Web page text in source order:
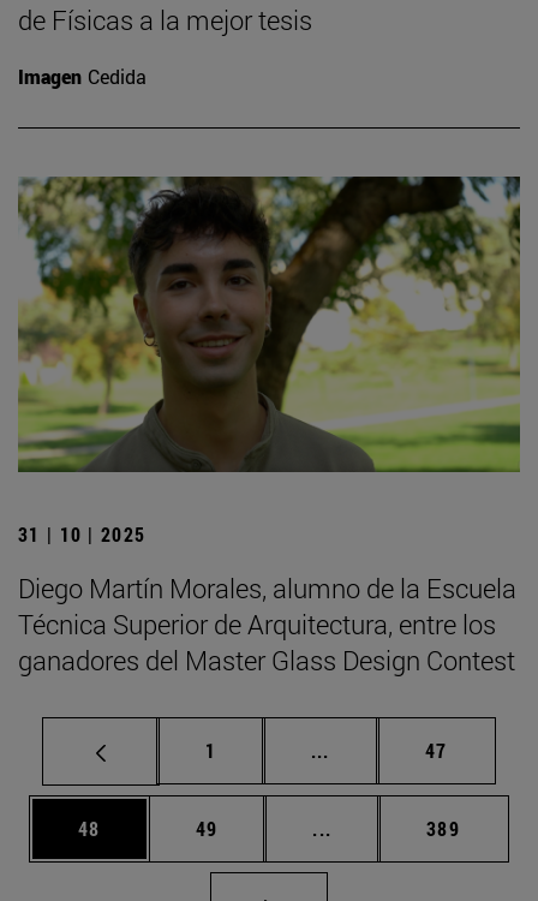
de Físicas a la mejor tesis
Imagen Cedida
31 | 10 | 2025
Diego Martín Morales, alumno de la Escuela
Técnica Superior de Arquitectura, entre los
ganadores del Master Glass Design Contest
Página
1 ... Páginas intermedias
Página
47
Página
48 Página
49 ... Páginas intermedias
Página
389